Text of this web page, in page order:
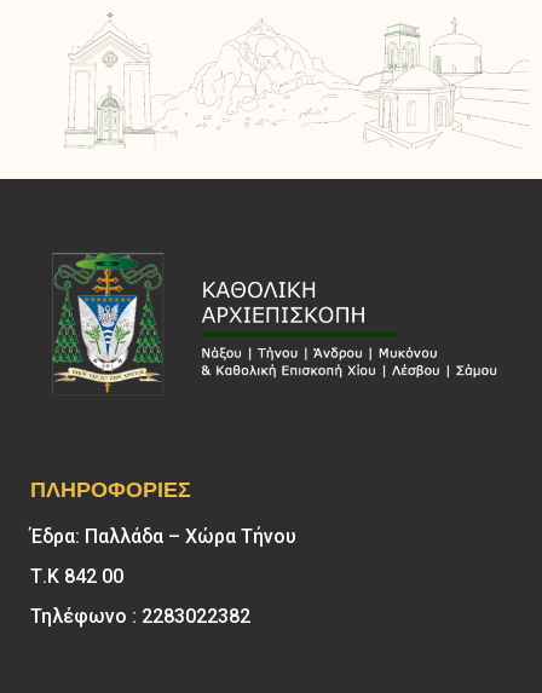
ΠΛΗΡΟΦΟΡΊΕΣ
Έδρα: Παλλάδα – Χώρα Τήνου
Τ.Κ 842 00
Τηλέφωνο : 2283022382